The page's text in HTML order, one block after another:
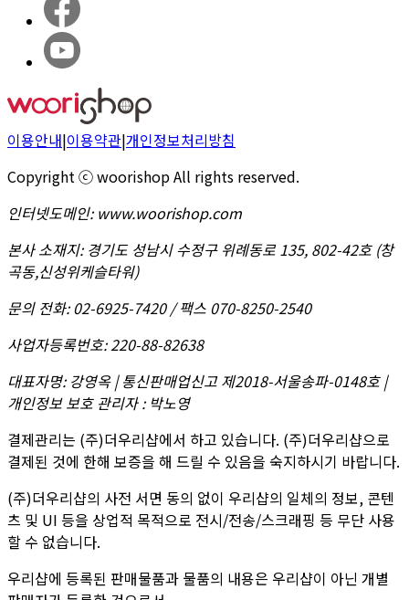
이용안내|이용약관|개인정보처리방침
Copyright ⓒ woorishop All rights reserved.
인터넷도메인:www.woorishop.com
본사 소재지:경기도 성남시 수정구 위례동로 135, 802-42호 (창
곡동,신성위케슬타워)
문의 전화:02-6925-7420 / 팩스 070-8250-2540
사업자등록번호:220-88-82638
대표자명:강영옥 | 통신판매업신고 제2018-서울송파-0148호 |
개인정보 보호 관리자 : 박노영
결제관리는 (주)더우리샵에서 하고 있습니다. (주)더우리샵으로
결제된 것에 한해 보증을 해 드릴 수 있음을 숙지하시기 바랍니다.
(주)더우리샵의 사전 서면 동의 없이 우리샵의 일체의 정보, 콘텐
츠 및 UI 등을 상업적 목적으로 전시/전송/스크래핑 등 무단 사용
할 수 없습니다.
우리샵에 등록된 판매물품과 물품의 내용은 우리샵이 아닌 개별